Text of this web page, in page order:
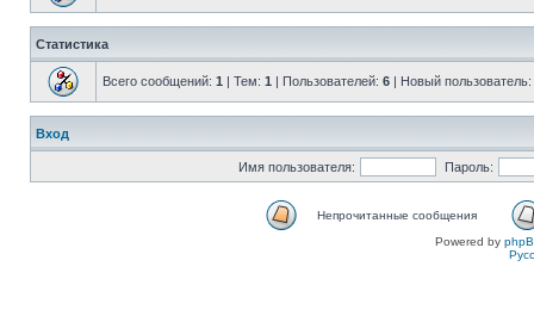
Статистика
Всего сообщений: 1 | Тем: 1 | Пользователей: 6 | Новый пользователь:
Вход
Имя пользователя: Пароль:
Непрочитанные сообщения
Powered by